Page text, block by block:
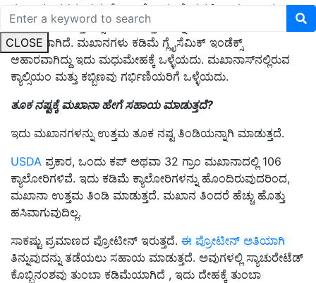
CLOSE
ಗುಣಲಕ್ಷಣಗಳನ್ನು ಸಹ ಹೊಂದಿವೆ, ಇದು ದೇಹದಲ್ಲಿ ದೀರ್ಘಕಾಲದ
ಉರಿಯೂತ ಮತ್ತು ಆಕ್ಸಿಡೇಟಿವ್ ಒತ್ತಡವನ್ನು ಕಡಿಮೆ ಮಾಡಲು
ಉತ್ತಮವಾಗಿದೆ. ಮಖಾನಗಳು ಕಡಿಮೆ ಗ್ಲೈಸೆಮಿಕ್ ಇಂಡೆಕ್ಸ್
ಆಹಾರವಾಗಿದ್ದು ಇದು ಮಧುಮೇಹಕ್ಕೆ ಒಳ್ಳೆಯದು. ಮಖಾನಾಸ್‌ನಲ್ಲಿರುವ
ಕ್ಯಾಲ್ಸಿಯಂ ಮತ್ತು ಕಬ್ಬಿಣವು ಗರ್ಭಿಣಿಯರಿಗೆ ಒಳ್ಳೆಯದು.
ತೂಕ ನಷ್ಟಕ್ಕೆ ಮಖಾನಾ ಹೇಗೆ ಸಹಾಯ ಮಾಡುತ್ತದೆ?
ಇದು ಮಖಾನಗಳನ್ನು ಉತ್ತಮ ತೂಕ ನಷ್ಟ ತಿಂಡಿಯನ್ನಾಗಿ ಮಾಡುತ್ತದೆ.
USDA ಪ್ರಕಾರ, ಒಂದು ಕಪ್ ಅಥವಾ 32 ಗ್ರಾಂ ಮಖಾನಾದಲ್ಲಿ 106
ಕ್ಯಾಲೋರಿಗಳಿವೆ. ಇದು ಕಡಿಮೆ ಕ್ಯಾಲೋರಿಗಳನ್ನು ಹೊಂದಿರುವುದರಿಂದ,
ಮಖಾನಾ ಉತ್ತಮ ತಿಂಡಿ ಮಾಡುತ್ತದೆ. ಮಖಾನ ತಿಂದರೆ ಹೆಚ್ಚು ಹೊತ್ತು
ಹಸಿವಾಗುವುದಿಲ್ಲ.
ಸಾಕಷ್ಟು ಪ್ರಮಾಣದ ಪ್ರೋಟೀನ್ ಇರುತ್ತದೆ. ಈ ಪ್ರೋಟೀನ್ ಅತಿಯಾಗಿ
ತಿನ್ನುವುದನ್ನು ತಡೆಯಲು ಸಹಾಯ ಮಾಡುತ್ತದೆ. ಅವುಗಳಲ್ಲಿ ಸ್ಯಾಚುರೇಟೆಡ್
ಕೊಬ್ಬಿನಂಶವು ತುಂಬಾ ಕಡಿಮೆಯಾಗಿದೆ , ಇದು ದೇಹಕ್ಕೆ ತುಂಬಾ